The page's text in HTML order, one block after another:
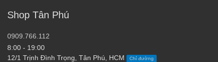
Shop Tân Phú
0909.766.112
8:00 - 19:00
12/1 Trịnh Đình Trọng, Tân Phú, HCM
Chỉ đường